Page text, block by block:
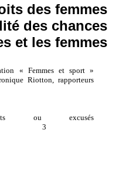
des femmes
des chances
et les femmes
« Femmes et sport »
Riotton, rapporteurs
ou excusés
3